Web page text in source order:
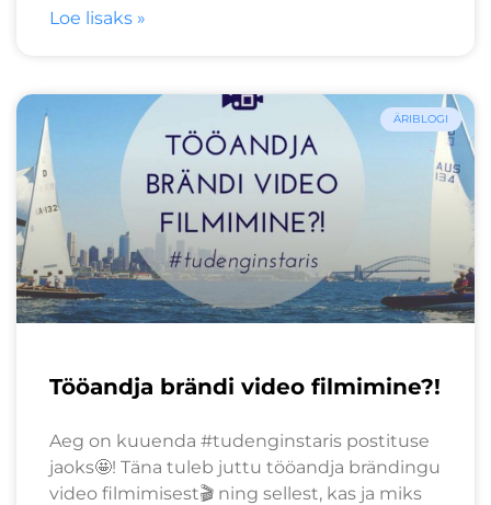
Loe lisaks »
ÄRIBLOGI
Tööandja brändi video filmimine?!
Aeg on kuuenda #tudenginstaris postituse
jaoks🤩! Täna tuleb juttu tööandja brändingu
video filmimisest🎬 ning sellest, kas ja miks